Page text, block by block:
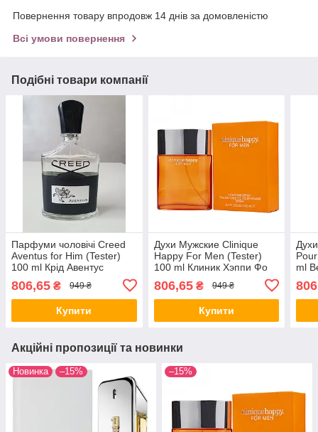
Повернення товару впродовж 14 днів за домовленістю
Всі умови повернення
Подібні товари компанії
Парфуми чоловічі Creed
Aventus for Him (Tester)
100 ml Крід Авентус
806,65 ₴ 949 ₴
Купити
Духи Мужские Clinique
Happy For Men (Tester)
100 ml Клиник Хэппи Фо
Мэн (Тестер) 100 мл all К
806,65₴ 949 ₴
Купити
ml
Акційні пропозиції та новинки
Новинка –15% –15%